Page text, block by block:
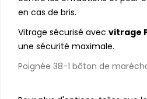
en cas de bris.
Vitrage sécurisé avec vitrage
une sécurité maximale.
Poignée 38-1 bâton de